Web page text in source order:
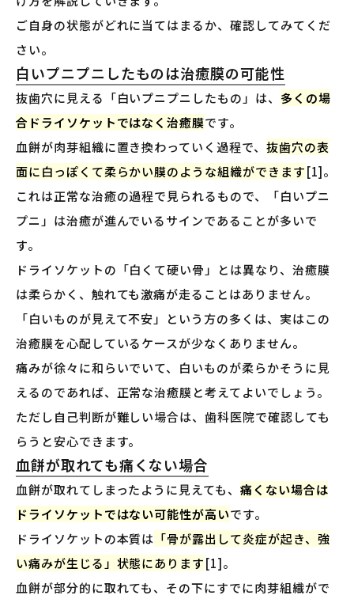
ご自身の状態がどれに当てはまるか、確認してみてくだ
さい。
白いプニプニしたものは治癒膜の可能性
抜歯穴に見える「白いプニプニしたもの」は、 多くの場
合ドライソケットではなく治癒膜です。
血餅が肉芽組織に置き換わっていく過程で、 抜歯穴の表
面に白っぽくて柔らかい膜のような組織ができます[1]。
これは正常な治癒の過程で見られるもので、「白いプニ
プニ」は治癒が進んでいるサインであることが多いで
す。
ドライソケットの「白くて硬い骨」とは異なり、治癒膜
は柔らかく、触れても激痛が走ることはありません。
「白いものが見えて不安」という方の多くは、実はこの
治癒膜を心配しているケースが少なくありません。
痛みが徐々に和らいでいて、白いものが柔らかそうに見
えるのであれば、正常な治癒膜と考えてよいでしょう。
ただし自己判断が難しい場合は、歯科医院で確認しても
らうと安心できます。
血餅が取れても痛くない場合
血餅が取れてしまったように見えても、 痛くない場合は
ドライソケットではない可能性が高いです。
ドライソケットの本質は 「骨が露出して炎症が起き、強
い痛みが生じる」状態にあります[1]。
血餅が部分的に取れても、その下にすでに肉芽組織がで